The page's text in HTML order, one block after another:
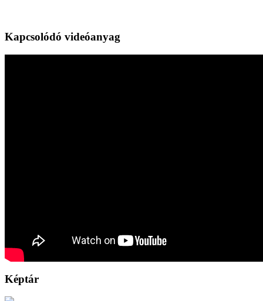
Kapcsolódó videóanyag
Képtár